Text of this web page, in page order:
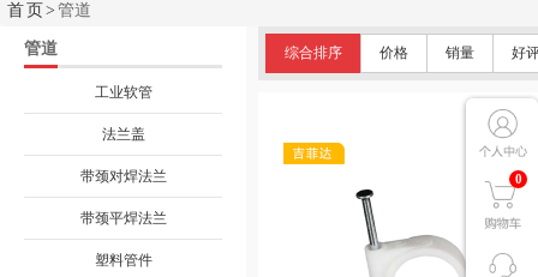
0
首页> 管道
管道
工业软管
法兰盖
带颈对焊法兰
带颈平焊法兰
塑料管件
综合排序 价格 销量 好